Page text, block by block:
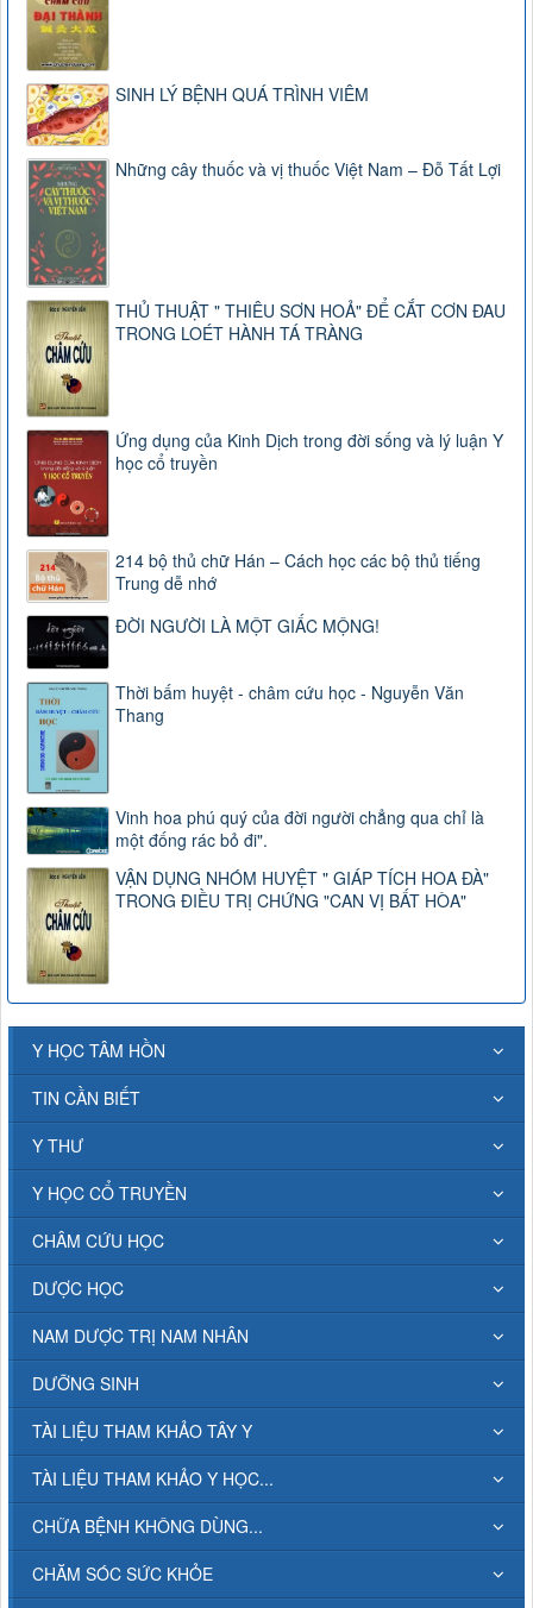
SINH LÝ BỆNH QUÁ TRÌNH VIÊM
Những cây thuốc và vị thuốc Việt Nam – Đỗ Tất Lợi
THỦ THUẬT " THIÊU SƠN HOẢ" ĐỂ CẮT CƠN ĐAU
TRONG LOÉT HÀNH TÁ TRÀNG
Ứng dụng của Kinh Dịch trong đời sống và lý luận Y
học cổ truyền
214 bộ thủ chữ Hán – Cách học các bộ thủ tiếng
Trung dễ nhớ
ĐỜI NGƯỜI LÀ MỘT GIẤC MỘNG!
Thời bấm huyệt - châm cứu học - Nguyễn Văn
Thang
Vinh hoa phú quý của đời người chẳng qua chỉ là
một đống rác bỏ đi".
VẬN DỤNG NHÓM HUYỆT " GIÁP TÍCH HOA ĐÀ"
TRONG ĐIỀU TRỊ CHỨNG "CAN VỊ BẤT HÒA"
Y HỌC TÂM HỒN
TIN CẦN BIẾT
Y THƯ
Y HỌC CỔ TRUYỀN
CHÂM CỨU HỌC
DƯỢC HỌC
NAM DƯỢC TRỊ NAM NHÂN
DƯỠNG SINH
TÀI LIỆU THAM KHẢO TÂY Y
TÀI LIỆU THAM KHẢO Y HỌC...
CHỮA BỆNH KHÔNG DÙNG...
CHĂM SÓC SỨC KHỎE